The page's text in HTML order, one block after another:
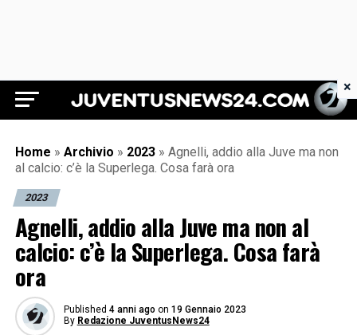
Juventus News 24
Home » Archivio » 2023 » Agnelli, addio alla Juve ma non
al calcio: c’è la Superlega. Cosa farà ora
2023
Agnelli, addio alla Juve ma non al
calcio: c’è la Superlega. Cosa farà
ora
Published 4 anni ago on 19 Gennaio 2023
By Redazione JuventusNews24
×